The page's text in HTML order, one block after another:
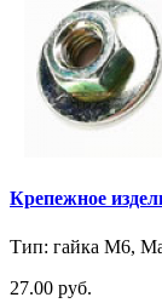
Крепежное
Тип: гайка М6,
27.00 руб.